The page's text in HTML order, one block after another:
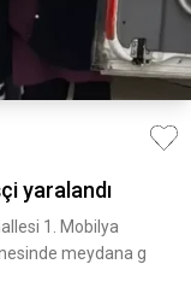
yaralandı
1. Mobilya
meydana g